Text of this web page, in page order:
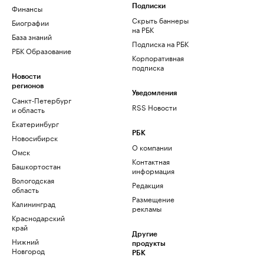
Финансы
Биографии
База знаний
РБК Образование
Новости
регионов
Санкт-Петербург
и область
Екатеринбург
Новосибирск
Омск
Башкортостан
Вологодская
область
Калининград
Краснодарский
край
Нижний
Новгород
Подписки
Скрыть баннеры
на РБК
Подписка на РБК
Корпоративная
подписка
Уведомления
RSS Новости
РБК
О компании
Контактная
информация
Редакция
Размещение
рекламы
Другие
продукты
РБК